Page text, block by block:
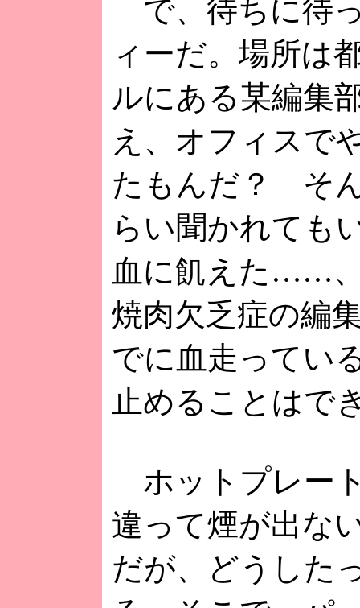
で、待ちに待
ィーだ。場所は
ルにある某編集
え、オフィスで
たもんだ？ そ
らい聞かれても
血に飢えた……
焼肉欠乏症の編
でに血走ってい
止めることはで
ホットプレー
違って煙が出な
だが、どうした